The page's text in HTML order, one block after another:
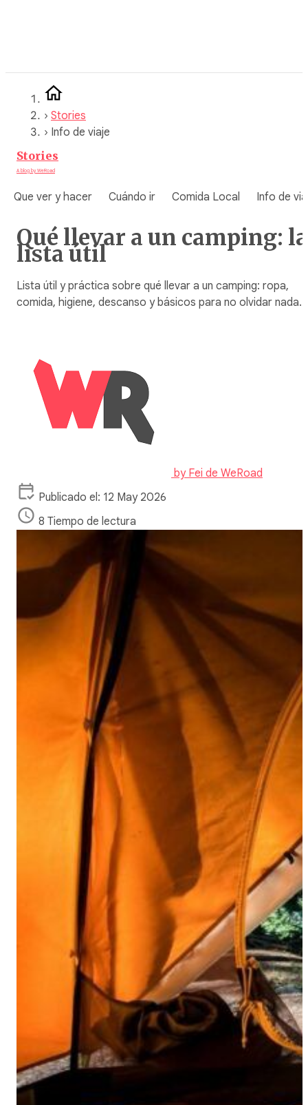
› Stories
› Info de viaje
Stories
A blog by WeRoad
Que ver y hacer Cuándo ir Comida Local Info de
Qué llevar a un camping: la
lista útil
Lista útil y práctica sobre qué llevar a un camping: ropa,
comida, higiene, descanso y básicos para no olvidar nada.
by Fei de WeRoad
Publicado el: 12 May 2026
8 Tiempo de lectura